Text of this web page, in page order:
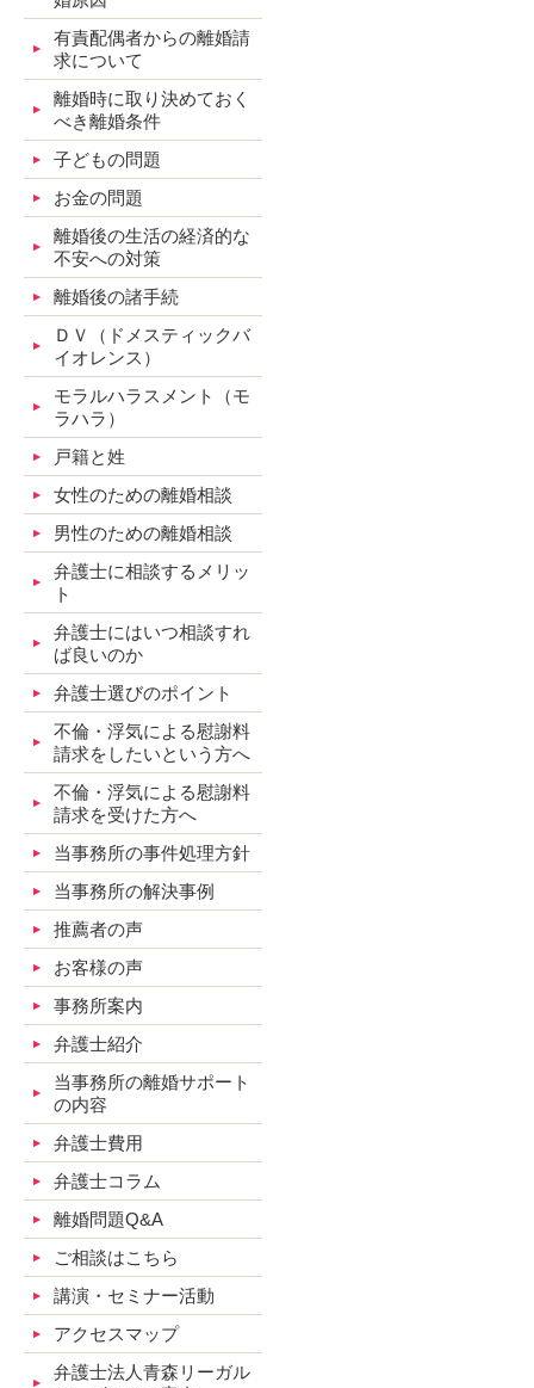
有責配偶者からの離婚請
求について
離婚時に取り決めておく
べき離婚条件
子どもの問題
お金の問題
離婚後の生活の経済的な
不安への対策
離婚後の諸手続
ＤＶ（ドメスティックバ
イオレンス）
モラルハラスメント（モ
ラハラ）
戸籍と姓
女性のための離婚相談
男性のための離婚相談
弁護士に相談するメリッ
ト
弁護士にはいつ相談すれ
ば良いのか
弁護士選びのポイント
不倫・浮気による慰謝料
請求をしたいという方へ
不倫・浮気による慰謝料
請求を受けた方へ
当事務所の事件処理方針
当事務所の解決事例
推薦者の声
お客様の声
事務所案内
弁護士紹介
当事務所の離婚サポート
の内容
弁護士費用
弁護士コラム
離婚問題Q&A
ご相談はこちら
講演・セミナー活動
アクセスマップ
弁護士法人青森リーガル